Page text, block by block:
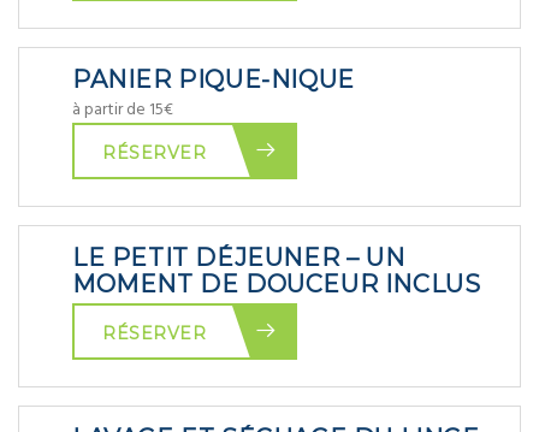
PANIER PIQUE-NIQUE
à partir de 15€
RÉSERVER
LE PETIT DÉJEUNER – UN
MOMENT DE DOUCEUR INCLUS
RÉSERVER